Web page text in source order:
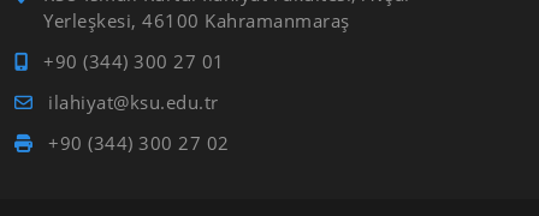
Yerleşkesi, 46100 Kahramanmaraş
+90 (344) 300 27 01
ilahiyat@ksu.edu.tr
+90 (344) 300 27 02